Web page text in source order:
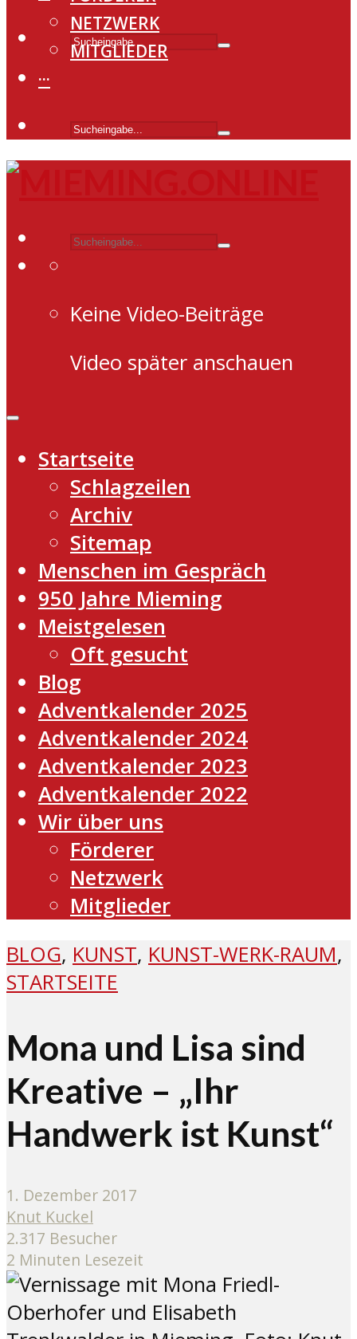
NETZWERK
MITGLIEDER
···
Keine Video-Beiträge
Video später anschauen
Startseite
Schlagzeilen
Archiv
Sitemap
Menschen im Gespräch
950 Jahre Mieming
Meistgelesen
Oft gesucht
Blog
Adventkalender 2025
Adventkalender 2024
Adventkalender 2023
Adventkalender 2022
Wir über uns
Förderer
Netzwerk
Mitglieder
BLOG, KUNST, KUNST-WERK-RAUM,
STARTSEITE
Mona und Lisa sind
Kreative – „Ihr
Handwerk ist Kunst“
1. Dezember 2017
Knut Kuckel
2.317 Besucher
2 Minuten Lesezeit